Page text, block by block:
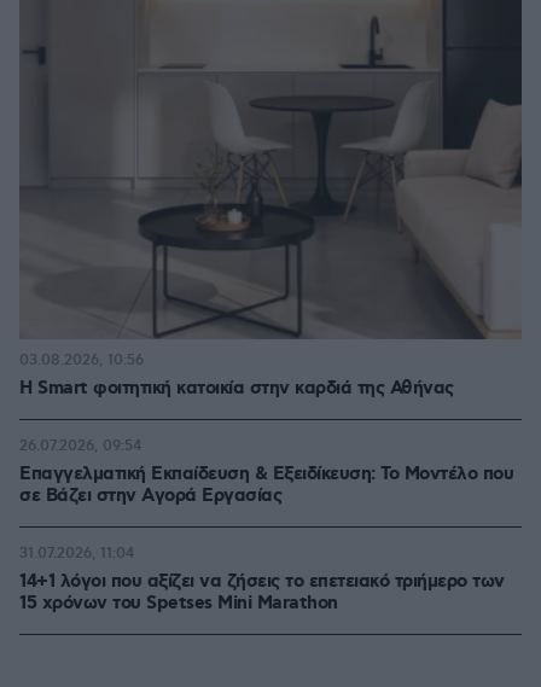
Η Smart φοιτητική κατοικία στην καρδιά της Αθήνας
03.08.2026, 10:56
Επαγγελματική Εκπαίδευση & Εξειδίκευση: Το Mοντέλο που
σε Bάζει στην Aγορά Eργασίας
26.07.2026, 09:54
14+1 λόγοι που αξίζει να ζήσεις το επετειακό τριήμερο των
15 χρόνων του Spetses Mini Marathon
31.07.2026, 11:04